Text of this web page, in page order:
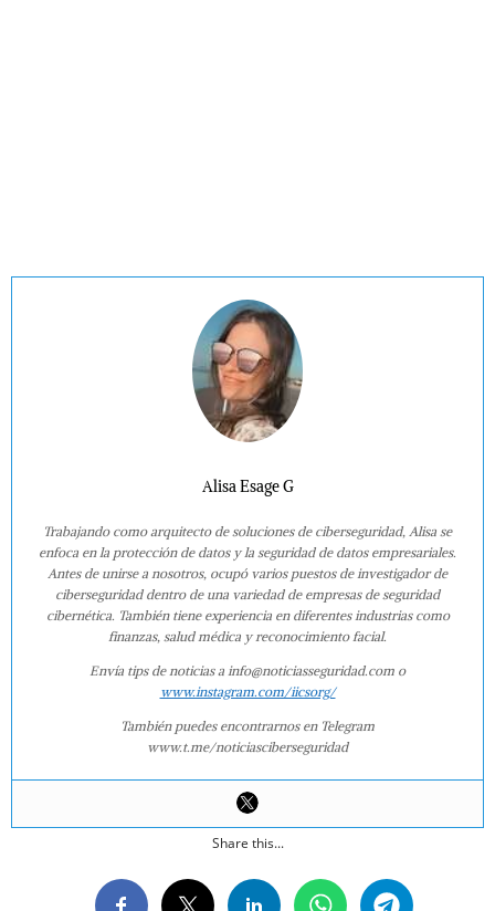
Alisa Esage G
Trabajando como arquitecto de soluciones de ciberseguridad, Alisa se
enfoca en la protección de datos y la seguridad de datos empresariales.
Antes de unirse a nosotros, ocupó varios puestos de investigador de
ciberseguridad dentro de una variedad de empresas de seguridad
cibernética. También tiene experiencia en diferentes industrias como
finanzas, salud médica y reconocimiento facial.
Envía tips de noticias a info@noticiasseguridad.com o
www.instagram.com/iicsorg/
También puedes encontrarnos en Telegram
www.t.me/noticiasciberseguridad
Share this...